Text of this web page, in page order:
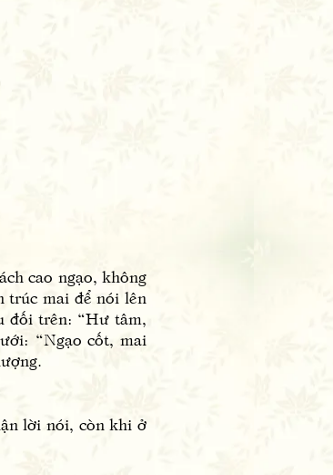
cao ngạo, không
trúc mai để nói lên
đối trên: “Hư tâm,
“Ngạo cốt, mai
lời nói, còn khi ở